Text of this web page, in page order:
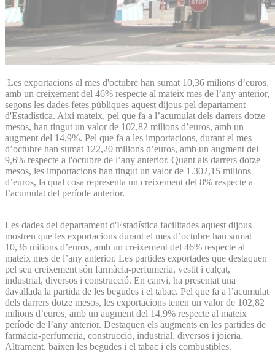
Les exportacions al mes d'octubre han sumat 10,36 milions d’euros,
amb un creixement del 46% respecte al mateix mes de l’any anterior,
segons les dades fetes públiques aquest dijous pel departament
d'Estadística. Així mateix, pel que fa a l’acumulat dels darrers dotze
mesos, han tingut un valor de 102,82 milions d’euros, amb un
augment del 14,9%. Pel que fa a les importacions, durant el mes
d’octubre han sumat 122,20 milions d’euros, amb un augment del
9,6% respecte a l'octubre de l’any anterior. Quant als darrers dotze
mesos, les importacions han tingut un valor de 1.302,15 milions
d’euros, la qual cosa representa un creixement del 8% respecte a
l’acumulat del període anterior.
Les dades del departament d'Estadística facilitades aquest dijous
mostren que les exportacions durant el mes d’octubre han sumat
10,36 milions d’euros, amb un creixement del 46% respecte al
mateix mes de l’any anterior. Les partides exportades que destaquen
pel seu creixement són farmàcia-perfumeria, vestit i calçat,
industrial, diversos i construcció. En canvi, ha presentat una
davallada la partida de les begudes i el tabac. Pel que fa a l’acumulat
dels darrers dotze mesos, les exportacions tenen un valor de 102,82
milions d’euros, amb un augment del 14,9% respecte al mateix
període de l’any anterior. Destaquen els augments en les partides de
farmàcia-perfumeria, construcció, industrial, diversos i joieria.
Altrament, baixen les begudes i el tabac i els combustibles.